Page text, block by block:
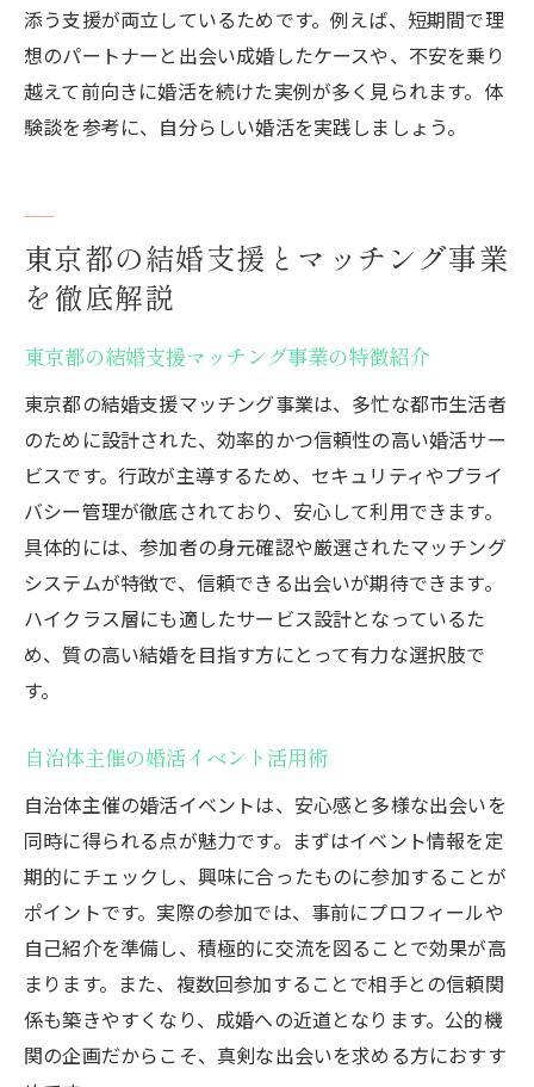
添う支援が両立しているためです。例えば、短期間で理
想のパートナーと出会い成婚したケースや、不安を乗り
越えて前向きに婚活を続けた実例が多く見られます。体
験談を参考に、自分らしい婚活を実践しましょう。
東京都の結婚支援とマッチング事業
を徹底解説
東京都の結婚支援マッチング事業の特徴紹介
東京都の結婚支援マッチング事業は、多忙な都市生活者
のために設計された、効率的かつ信頼性の高い婚活サー
ビスです。行政が主導するため、セキュリティやプライ
バシー管理が徹底されており、安心して利用できます。
具体的には、参加者の身元確認や厳選されたマッチング
システムが特徴で、信頼できる出会いが期待できます。
ハイクラス層にも適したサービス設計となっているた
め、質の高い結婚を目指す方にとって有力な選択肢で
す。
自治体主催の婚活イベント活用術
自治体主催の婚活イベントは、安心感と多様な出会いを
同時に得られる点が魅力です。まずはイベント情報を定
期的にチェックし、興味に合ったものに参加することが
ポイントです。実際の参加では、事前にプロフィールや
自己紹介を準備し、積極的に交流を図ることで効果が高
まります。また、複数回参加することで相手との信頼関
係も築きやすくなり、成婚への近道となります。公的機
関の企画だからこそ、真剣な出会いを求める方におすす